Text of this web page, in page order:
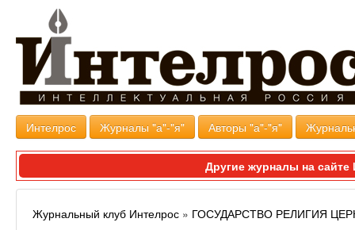
Интелрос Журналы "а"-"я" Авторы "а"-"я"
Другие журналы на
Журнальный клуб Интелрос » ГОСУДАРСТВО РЕЛИГИЯ